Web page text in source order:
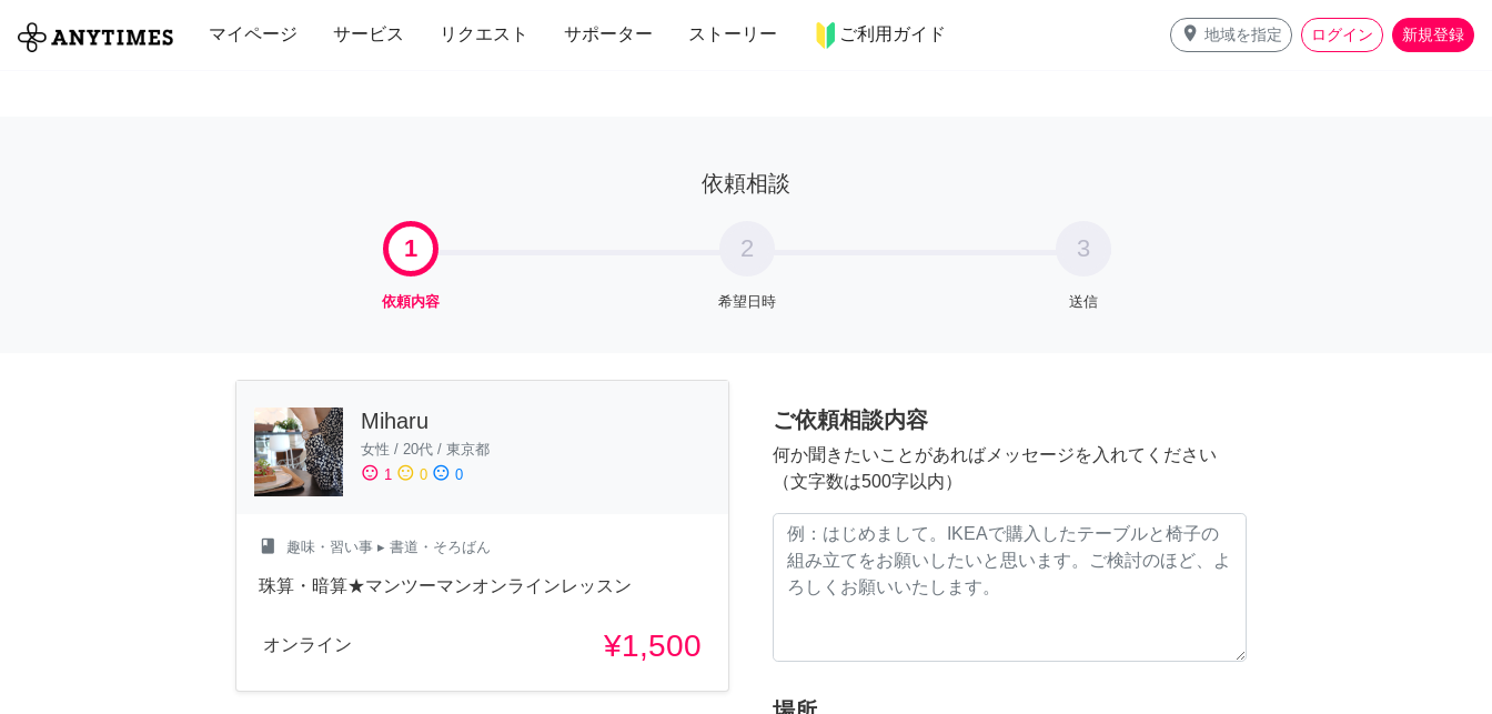
マイページ サービス リクエスト サポーター ストーリー ご利用ガイド place 地域を指定 ログイン 新規登録
全て 修理・組立 家事 引っ越し インテリア 趣味・習い事 ペット 料理
依頼相談
1
依頼内容
2
希望日時
3
送信
Miharu
女性 / 20代 / 東京都
sentiment_satisfied 1 sentiment_neutral 0 sentiment_dissatisfied 0
class 趣味・習い事 ▸ 書道・そろばん
珠算・暗算★マンツーマンオンラインレッスン
オンライン ¥1,500
ご依頼相談内容
何か聞きたいことがあればメッセージを入れてください
（文字数は500字以内）